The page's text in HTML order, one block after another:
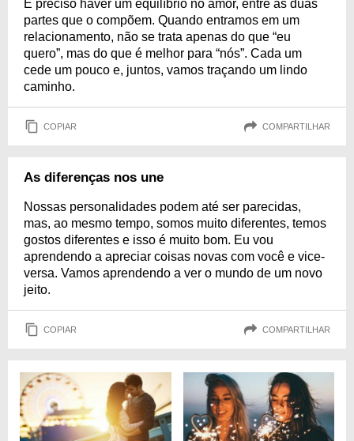
É preciso haver um equilíbrio no amor, entre as duas
partes que o compõem. Quando entramos em um
relacionamento, não se trata apenas do que “eu
quero”, mas do que é melhor para “nós”. Cada um
cede um pouco e, juntos, vamos traçando um lindo
caminho.
COPIAR COMPARTILHAR
As diferenças nos une
Nossas personalidades podem até ser parecidas,
mas, ao mesmo tempo, somos muito diferentes, temos
gostos diferentes e isso é muito bom. Eu vou
aprendendo a apreciar coisas novas com você e vice-
versa. Vamos aprendendo a ver o mundo de um novo
jeito.
COPIAR COMPARTILHAR